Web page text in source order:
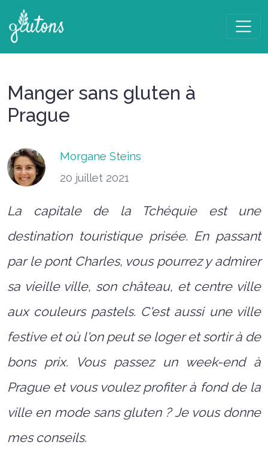
Manger sans gluten à
Prague
Morgane Steins
20 juillet 2021
La capitale de la Tchéquie est une
destination touristique prisée. En passant
par le pont Charles, vous pourrez y admirer
sa vieille ville, son château, et centre ville
aux couleurs pastels. C'est aussi une ville
festive et où l'on peut se loger et sortir à de
bons prix. Vous passez un week-end à
Prague et vous voulez profiter à fond de la
ville en mode sans gluten ? Je vous donne
mes conseils.